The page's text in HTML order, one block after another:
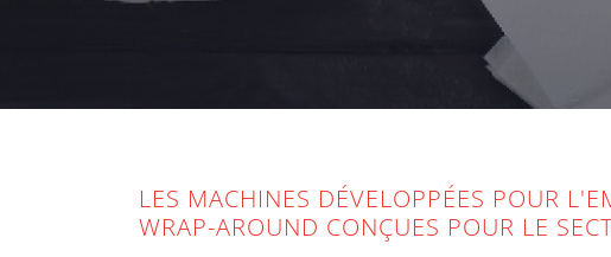
LES MACHINES DÉVELOPPÉES POUR
WRAP-AROUND CONÇUES POUR LE